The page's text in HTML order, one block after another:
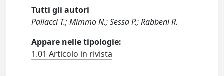
Tutti gli autori
Pallacci T.; Mimmo N.; Sessa P.; Rabbeni R.
Appare nelle tipologie:
1.01 Articolo in rivista